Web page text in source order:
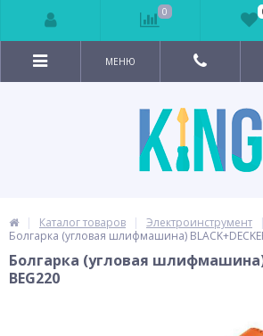
МЕНЮ
Каталог товаров Электроинструмент
Болгарка (угловая шлифмашина)
Болгарка (угловая шлифмашина)
BEG220
0